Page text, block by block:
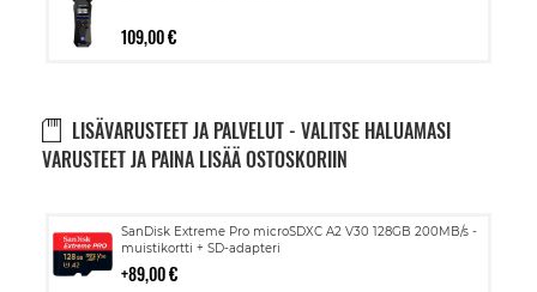
109,00 €
LISÄVARUSTEET JA PALVELUT - VALITSE HALUAMASI
VARUSTEET JA PAINA LISÄÄ OSTOSKORIIN
SanDisk Extreme Pro microSDXC A2 V30 128GB 200MB/s -
muistikortti + SD-adapteri
89,00 €
Lisää
ostoskoriin